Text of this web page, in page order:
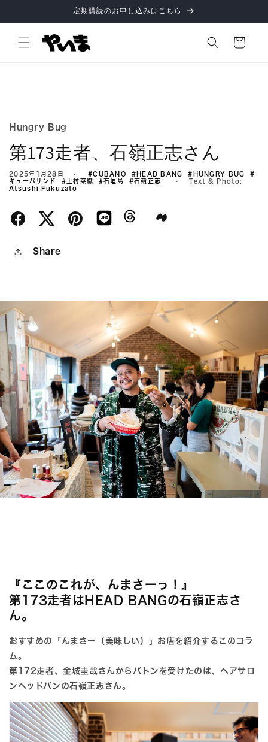
進む
定期購読のお申し込みはこちら
ー
Hungry Bug
第173走者、石嶺正志さん
2025年1月28日 #CUBANO #HEAD BANG#HUNGRY BUG#
キューバサンド #上村菜織 #石垣島 #石嶺正志
Text & Photo:
Atsushi Fukuzato
Share
『ここのこれが、んまさーっ！』
第173走者はHEAD BANGの石嶺正志さ
ん。
おすすめの「んまさー（美味しい）」お店を紹介するこのコラ
ム。
第172走者、金城圭哉さん からバトンを受けたのは、ヘアサロ
ンヘッドバンの石嶺正志さん。